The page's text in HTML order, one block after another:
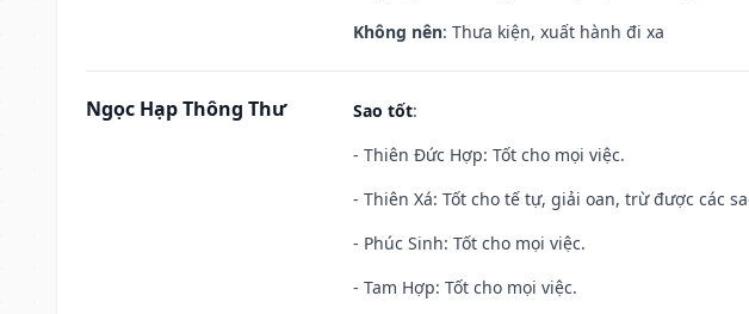
Không nên: Thưa kiện, xuất hành đi xa
Ngọc Hạp Thông Thư Sao tốt:
- Thiên Đức Hợp: Tốt cho mọi việc.
- Thiên Xá: Tốt cho tế tự, giải oan, trừ được các
- Phúc Sinh: Tốt cho mọi việc.
- Tam Hợp: Tốt cho mọi việc.